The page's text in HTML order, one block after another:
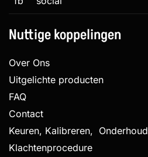
Nuttige koppelingen
Over Ons
Uitgelichte producten
FAQ
Contact
Keuren, Kalibreren, Onderhoud
Klachtenprocedure